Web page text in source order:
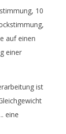
10
auf einen
einer
ist
eine